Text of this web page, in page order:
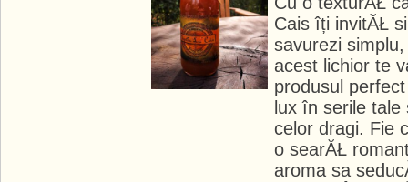
Cais îți invitĂŁ
savurezi
acest lichior te
produsul
lux în serile
celor dragi. Fie
o searĂŁ
aroma sa